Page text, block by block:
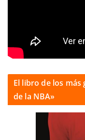
El libro de los más
de la NBA»